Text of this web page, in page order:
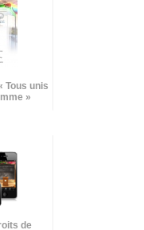
Tous unis
»
de